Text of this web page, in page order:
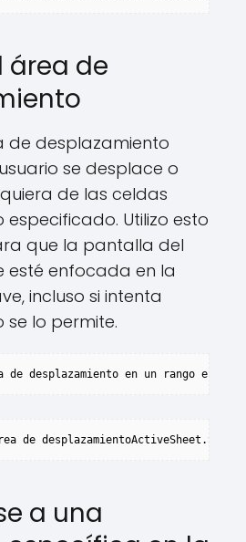
área de
de desplazamiento
se desplace o
de las celdas
Utilizo esto
que la pantalla del
esté enfocada en la
incluso si intenta
se lo permite.
desplazamiento en un rango
de
a una